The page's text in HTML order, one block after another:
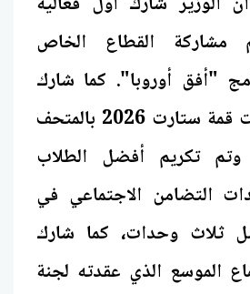
القطاع الخاص
"أفق أوروبا". كما شارك
الوزير في فعاليات قمة ستارت 2026 بالمتحف
وتم تكريم أفضل الطلاب
التضامن الاجتماعي في
ثلاث وحدات، كما شارك
الموسع الذي عقدته لجنة